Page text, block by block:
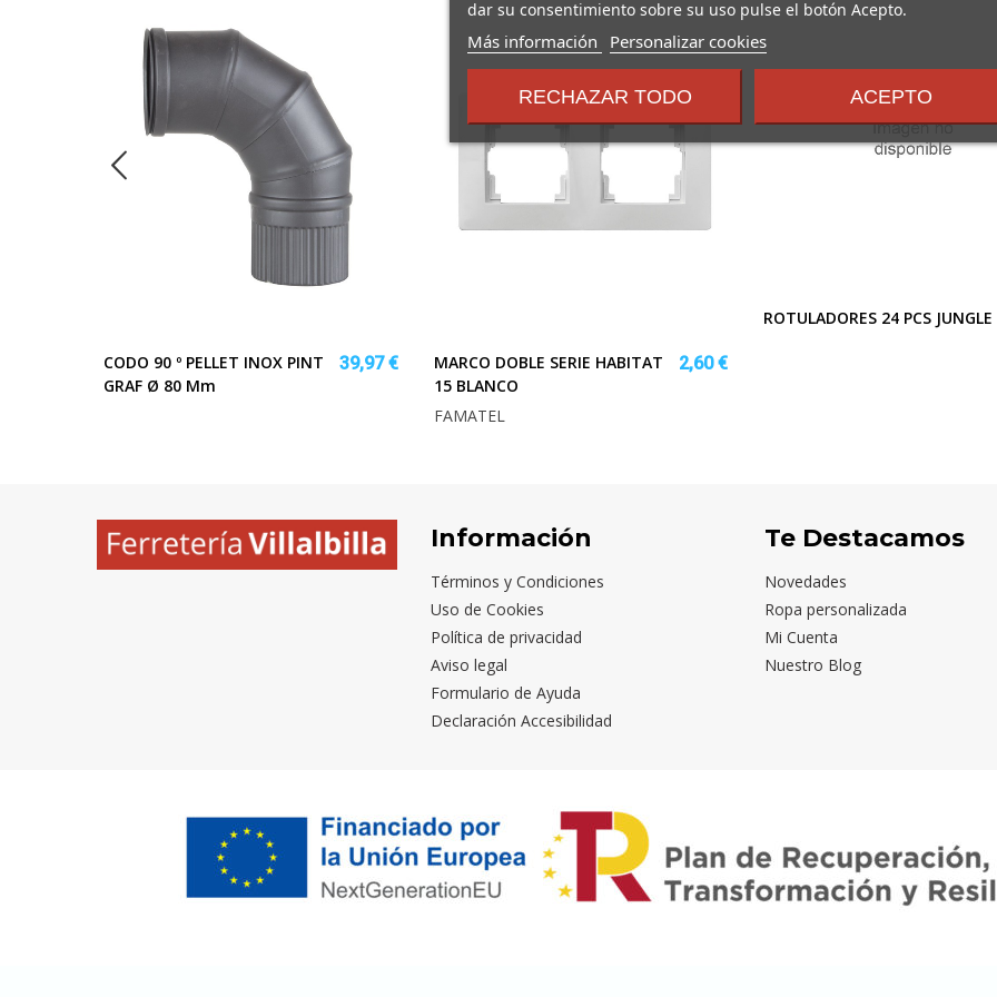
CODO 90 º PELLET INOX PINT
GRAF Ø 80 Mm
39,97 €
MARCO DOBLE SERIE HABITAT
15 BLANCO
2,60 €
FAMATEL
ROTULADORES 24 PCS JUNGLE
Información
Términos y Condiciones
Uso de Cookies
Política de privacidad
Aviso legal
Formulario de Ayuda
Declaración Accesibilidad
Te Destacamos
Novedades
Ropa personalizada
Mi Cuenta
Nuestro Blog
dar su consentimiento sobre su uso pulse el botón Acepto.
Más información
sobre
y
condiciones
Personalizar cookies
RECHAZAR TODO ACEPTO